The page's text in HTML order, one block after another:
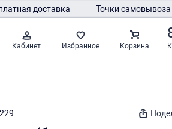
доставка Точки самовывоза
Кабинет Избранное Корзина